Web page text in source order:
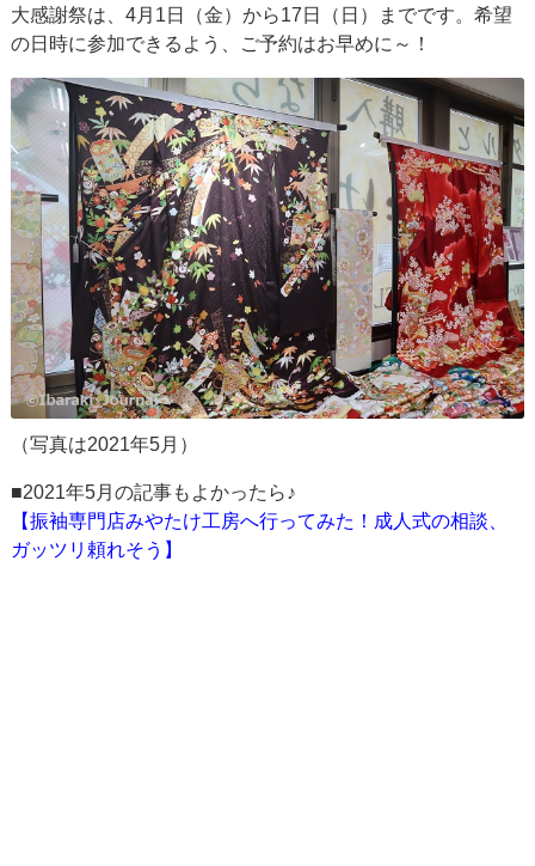
大感謝祭は、4月1日（金）から17日（日）までです。希望
の日時に参加できるよう、ご予約はお早めに～！
（写真は2021年5月）
■2021年5月の記事もよかったら♪
【振袖専門店みやたけ工房へ行ってみた！成人式の相談、
ガッツリ頼れそう】